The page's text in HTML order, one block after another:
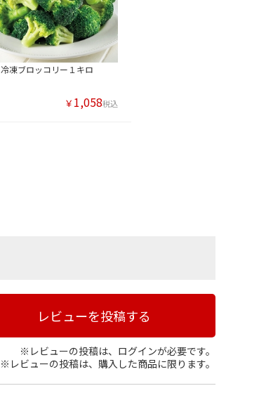
冷凍ブロッコリー１キロ
￥ 1,058税込
レビューを投稿する
※レビューの投稿は、ログインが必要です。
※レビューの投稿は、購入した商品に限ります。